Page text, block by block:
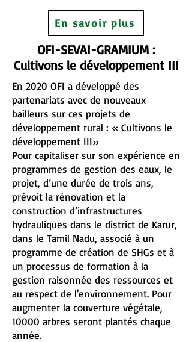
En savoir plus
OFI-SEVAI-GRAMIUM :
Cultivons le développement III
En 2020 OFI a développé des
partenariats avec de nouveaux
bailleurs sur ces projets de
développement rural : « Cultivons le
développement III»
Pour capitaliser sur son expérience en
programmes de gestion des eaux, le
projet, d’une durée de trois ans,
prévoit la rénovation et la
construction d’infrastructures
hydrauliques dans le district de Karur,
dans le Tamil Nadu, associé à un
programme de création de SHGs et à
un processus de formation à la
gestion raisonnée des ressources et
au respect de l'environnement. Pour
augmenter la couverture végétale,
10000 arbres seront plantés chaque
année.